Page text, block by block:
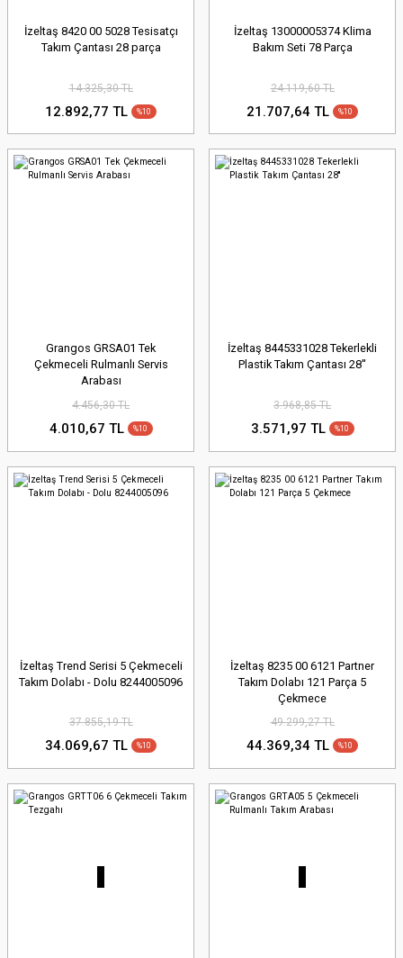
İzeltaş 8420 00 5028 Tesisatçı
Takım Çantası 28 parça
14.325,30 TL
12.892,77 TL %10
İzeltaş 13000005374 Klima
Bakım Seti 78 Parça
24.119,60 TL
21.707,64 TL %10
Grangos GRSA01 Tek
Çekmeceli Rulmanlı Servis
Arabası
4.456,30 TL
4.010,67 TL %10
İzeltaş 8445331028 Tekerlekli
Plastik Takım Çantası 28''
3.968,85 TL
3.571,97 TL %10
İzeltaş Trend Serisi 5 Çekmeceli
Takım Dolabı - Dolu 8244005096
37.855,19 TL
34.069,67 TL %10
İzeltaş 8235 00 6121 Partner
Takım Dolabı 121 Parça 5
Çekmece
49.299,27 TL
44.369,34 TL %10